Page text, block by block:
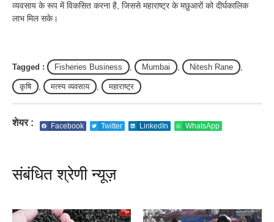
व्यवसाय के रूप में विकसित करना है, जिससे महाराष्ट्र के मछुआरों को दीर्घकालिक
लाभ मिल सके।
Tagged : Fisheries Business Mumbai Nitesh Rane
कृषि मत्स्य व्यवसाय महाराष्ट्र
शेयर : Facebook Twitter LinkedIn WhatsApp
संबंधित श्रेणी न्यूज़